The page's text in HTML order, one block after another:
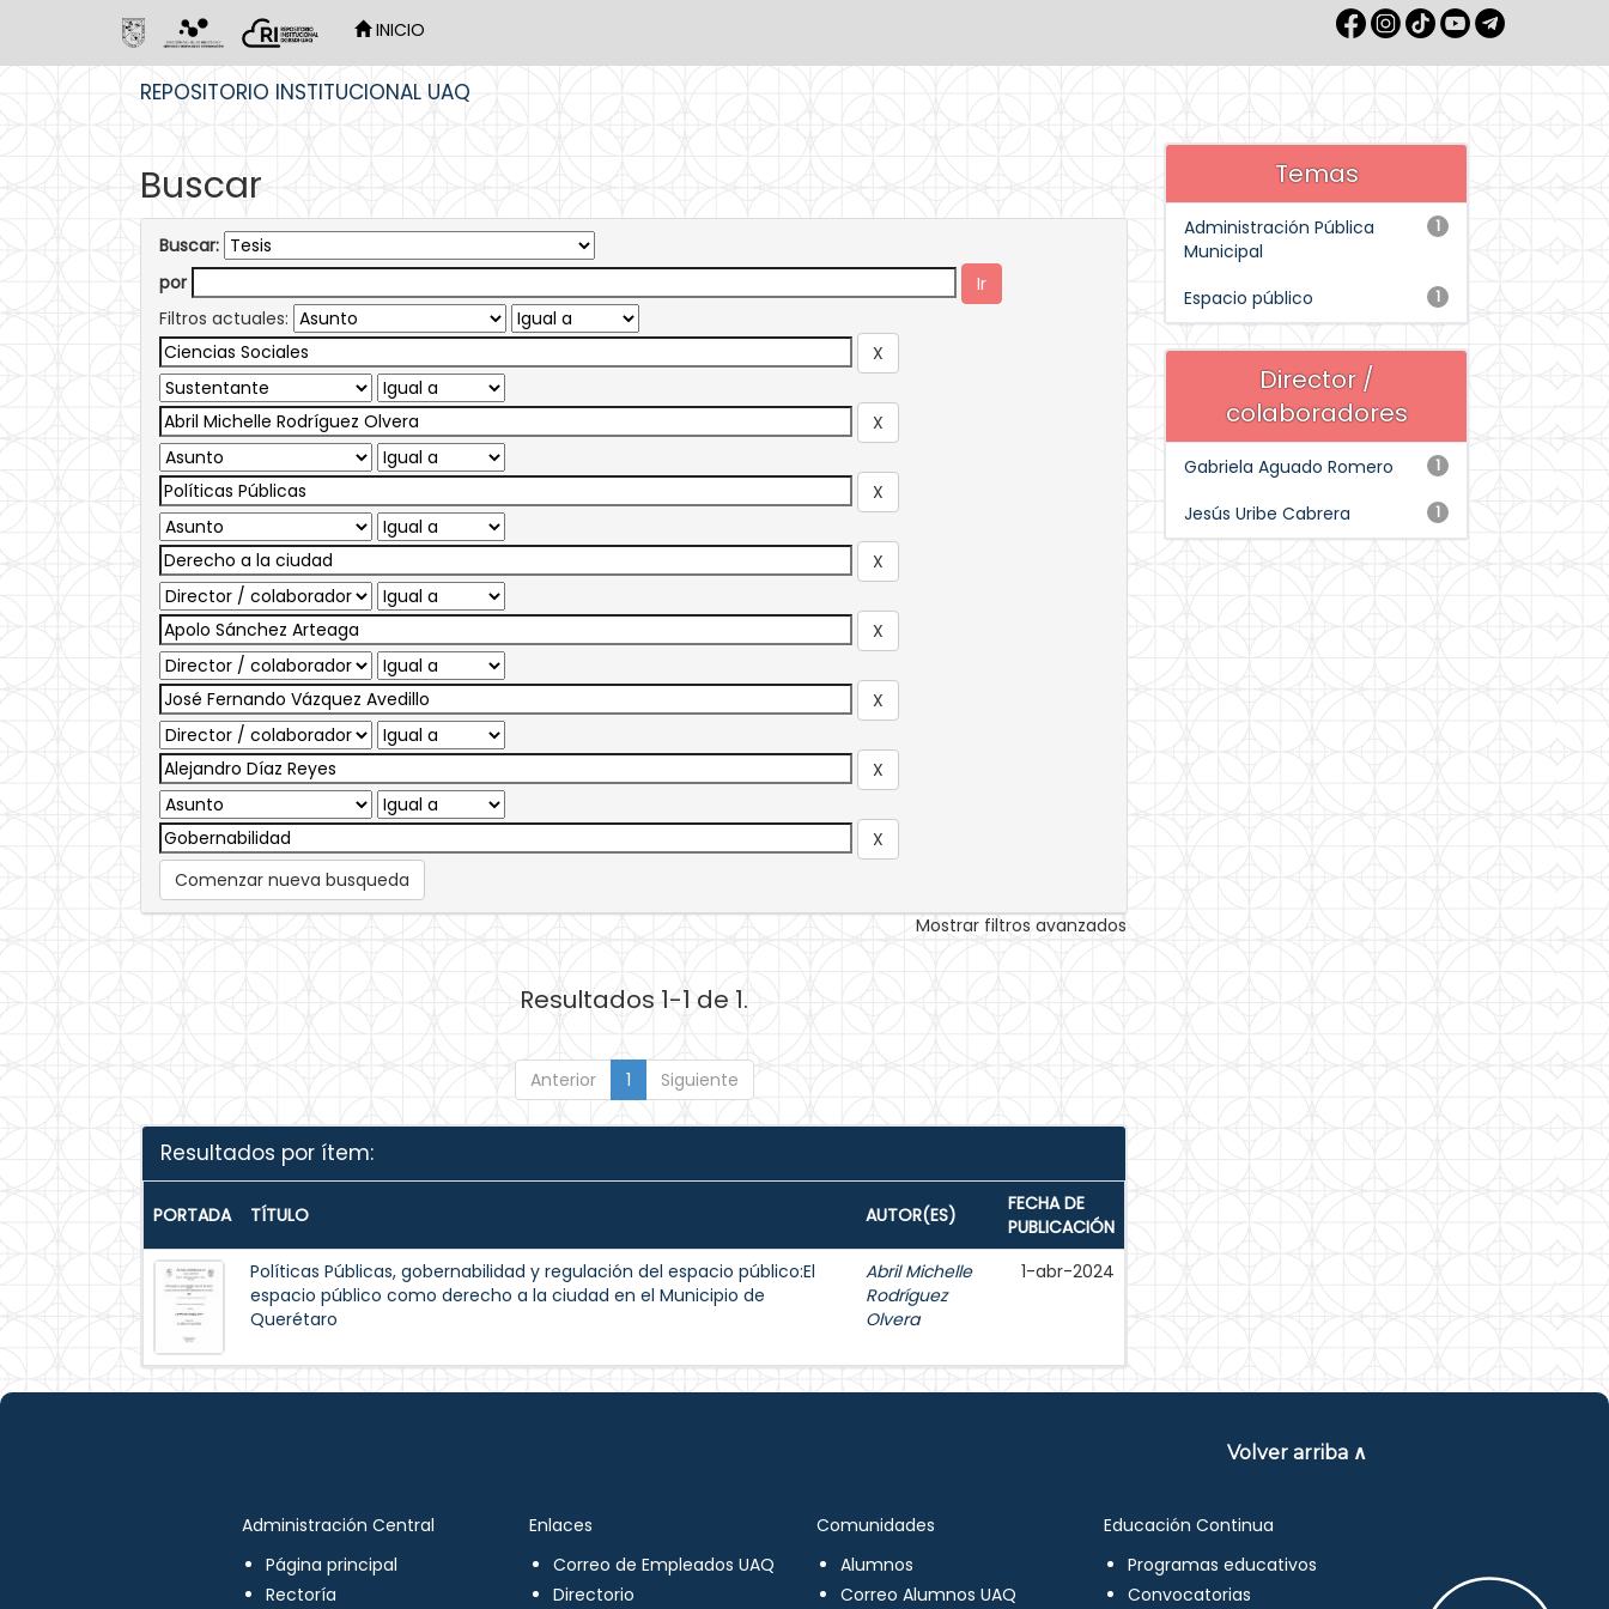
INICIO
REPOSITORIO INSTITUCIONAL UAQ
Buscar
Buscar:
por
Filtros actuales:
Comenzar nueva busqueda
Mostrar filtros avanzados
Resultados 1-1 de 1.
Anterior 1 Siguiente
Resultados por ítem:
PORTADA TÍTULO AUTOR(ES)
FECHA DE
PUBLICACIÓN
Políticas Públicas, gobernabilidad y regulación del espacio público:El
espacio público como derecho a la ciudad en el Municipio de
Querétaro
Abril Michelle
Rodríguez
Olvera
1-abr-2024
Temas
1
Administración Pública
Municipal
1
Espacio público
Director /
colaboradores
1
Gabriela Aguado Romero
1
Jesús Uribe Cabrera
Volver arriba ∧
Administración Central
Página principal
Rectoría
Enlaces
Correo de Empleados UAQ
Directorio
Comunidades
Alumnos
Correo Alumnos UAQ
Educación Continua
Programas educativos
Convocatorias